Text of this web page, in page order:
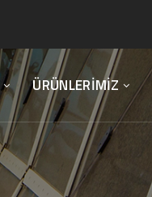
ÜRÜNLERİMİZ